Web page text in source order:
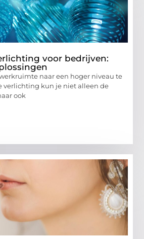
voor bedrijven:
naar een hoger niveau te
verlichting kun je niet alleen de
ook